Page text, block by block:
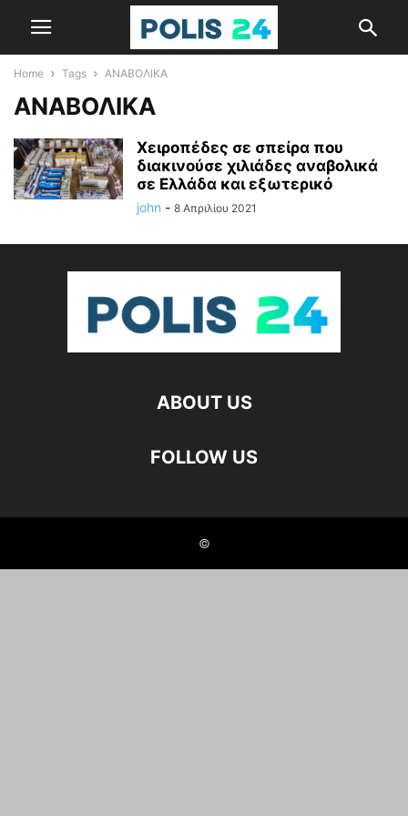
Home Tags ΑΝΑΒΟΛΙΚΑ
ΑΝΑΒΟΛΙΚΑ
Χειροπέδες σε σπείρα που
διακινούσε χιλιάδες αναβολικά
σε Ελλάδα και εξωτερικό
john - 8 Απριλίου 2021
ABOUT US
FOLLOW US
©